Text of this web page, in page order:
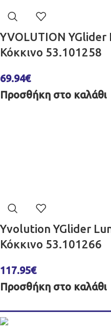
YVOLUTION YGlider
Κόκκινο 53.101258
69.94€
Προσθήκη στο καλάθι
Yvolution YGlider
Κόκκινο 53.101266
117.95€
Προσθήκη στο καλάθι